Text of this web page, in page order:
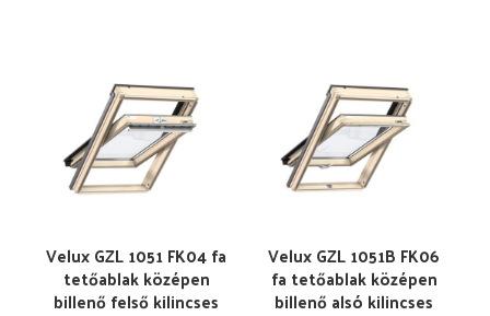
Velux GZL 1051 FK04 fa
tetőablak középen
billenő felső kilincses
Velux GZL 1051B FK06
fa tetőablak középen
billenő alsó kilincses